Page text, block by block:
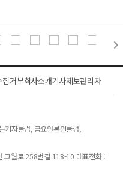
집거부회사소개기사제보관리자
기자클럽, 금요언론인클럽,
고월로 258번길 118-10 대표전화 :